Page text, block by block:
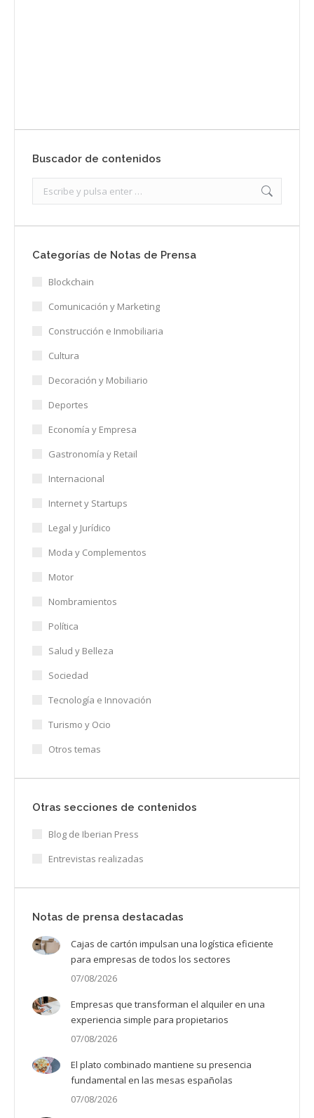
Buscador de contenidos
Categorías de Notas de Prensa
Blockchain
Comunicación y Marketing
Construcción e Inmobiliaria
Cultura
Decoración y Mobiliario
Deportes
Economía y Empresa
Gastronomía y Retail
Internacional
Internet y Startups
Legal y Jurídico
Moda y Complementos
Motor
Nombramientos
Política
Salud y Belleza
Sociedad
Tecnología e Innovación
Turismo y Ocio
Otros temas
Otras secciones de contenidos
Blog de Iberian Press
Entrevistas realizadas
Notas de prensa destacadas
Cajas de cartón impulsan una logística eficiente
para empresas de todos los sectores
07/08/2026
Empresas que transforman el alquiler en una
experiencia simple para propietarios
07/08/2026
El plato combinado mantiene su presencia
fundamental en las mesas españolas
07/08/2026